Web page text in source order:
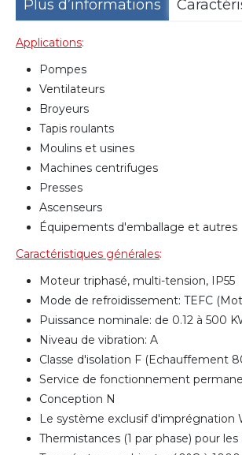
Plus d’informations
Applications:
Pompes
Ventilateurs
Broyeurs
Tapis roulants
Moulins et usines
Machines centrifuges
Presses
Ascenseurs
Équipements d'emballage et autres
Caractéristiques générales:
Moteur triphasé, multi-tension, IP55
Mode de refroidissement: TEFC
Puissance nominale: de 0.12 à 500
Niveau de vibration: A
Classe d'isolation F (Echauffement
Service de fonctionnement
Conception N
Le système exclusif d'imprégnation
Thermistances (1 par phase) pour